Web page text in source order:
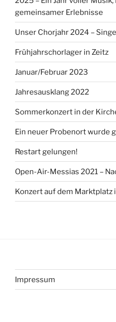
gemeinsamer Erlebnisse
Unser Chorjahr 2024 –
Frühjahrschorlager in Zeitz
Januar/Februar 2023
Jahresausklang 2022
Sommerkonzert in der
Ein neuer Probenort wurde
Restart gelungen!
Open-Air-Messias 2021 –
Konzert auf dem Marktplatz
Impressum